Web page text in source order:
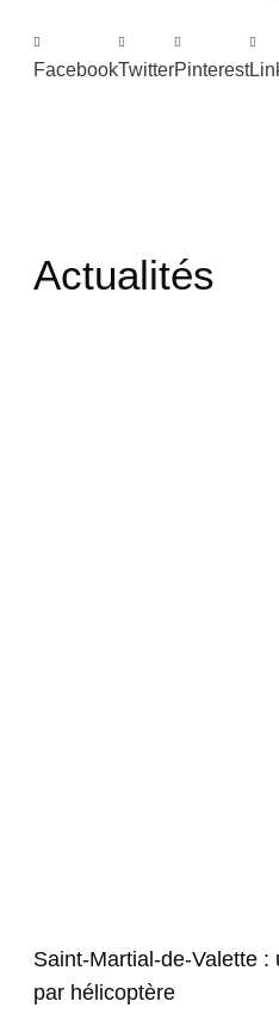
FacebookTwitterPinterest
Actualités
Saint-Martial-de-Valette
par hélicoptère